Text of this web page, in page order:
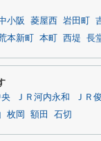
小阪 菱屋西 岩田町
本新町 本町 西堤 長
央 ＪＲ河内永和 ＪＲ
枚岡 額田 石切